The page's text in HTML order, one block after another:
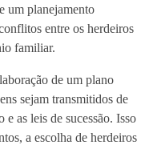
um planejamento
entre os herdeiros
familiar.
de um plano
sejam transmitidos de
as leis de sucessão. Isso
a escolha de herdeiros